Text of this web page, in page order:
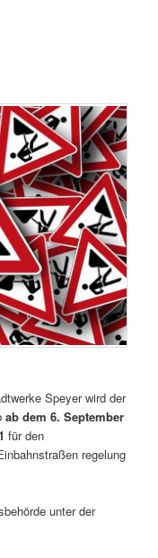
Speyer wird der
ab dem 6. September
für den
regelung
unter der